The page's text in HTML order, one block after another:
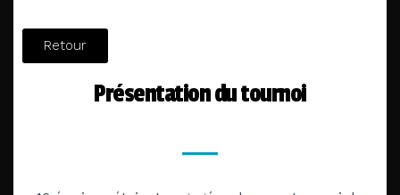
Retour
Présentation du tournoi